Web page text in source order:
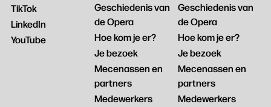
TikTok
LinkedIn
YouTube
Geschiedenis van
de Opera
Hoe kom je er?
Je bezoek
Mecenassen en
partners
Medewerkers
Geschiedenis van
de Opera
Hoe kom je er?
Je bezoek
Mecenassen en
partners
Medewerkers